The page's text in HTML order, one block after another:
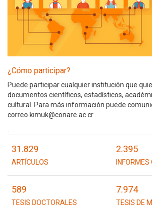
¿Cómo participar?
Puede participar cualquier institución que
documentos científicos, estadísticos,
cultural. Para más información puede
correo kimuk@conare.ac.cr
31.829
ARTÍCULOS
2.395
589
TESIS DOCTORALES
7.974
TESIS DE